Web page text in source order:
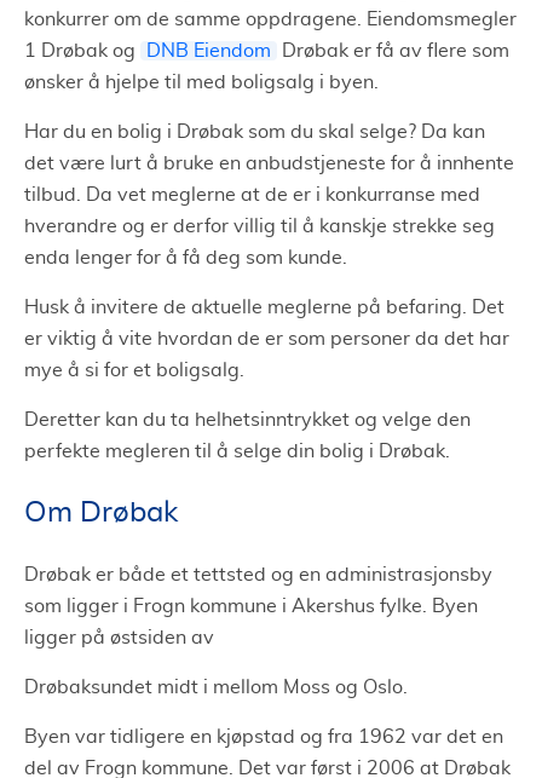
konkurrer om de samme oppdragene. Eiendomsmegler
1 Drøbak og
DNB Eiendom
Drøbak er få av flere som
ønsker å hjelpe til med boligsalg i byen.
Har du en bolig i Drøbak som du skal selge? Da kan
det være lurt å bruke en anbudstjeneste for å innhente
tilbud. Da vet meglerne at de er i konkurranse med
hverandre og er derfor villig til å kanskje strekke seg
enda lenger for å få deg som kunde.
Husk å invitere de aktuelle meglerne på befaring. Det
er viktig å vite hvordan de er som personer da det har
mye å si for et boligsalg.
Deretter kan du ta helhetsinntrykket og velge den
perfekte megleren til å selge din bolig i Drøbak.
Om Drøbak
Drøbak er både et tettsted og en administrasjonsby
som ligger i Frogn kommune i Akershus fylke. Byen
ligger på østsiden av
Drøbaksundet midt i mellom Moss og Oslo.
Byen var tidligere en kjøpstad og fra 1962 var det en
del av Frogn kommune. Det var først i 2006 at Drøbak